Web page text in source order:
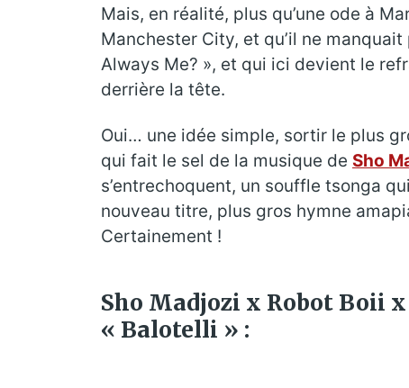
Mais, en réalité, plus qu’une ode à
Manchester City, et qu’il ne
Always Me? », et qui ici devient le
derrière la tête.
Oui… une idée simple, sortir le plus
qui fait le sel de la musique de Sho
s’entrechoquent, un souffle tsonga
nouveau titre, plus gros hymne
Certainement !
Sho Madjozi x Robot Boii
« Balotelli » :